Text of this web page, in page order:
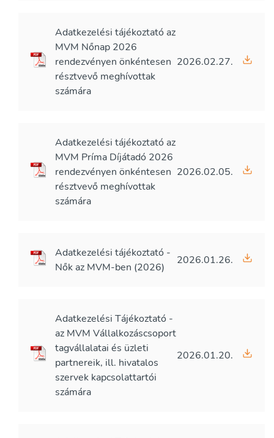
Adatkezelési tájékoztató az
MVM Nőnap 2026
rendezvényen önkéntesen
résztvevő meghívottak
számára
2026.02.27.
Adatkezelési tájékoztató az
MVM Príma Díjátadó 2026
rendezvényen önkéntesen
résztvevő meghívottak
számára
2026.02.05.
Adatkezelési tájékoztató -
Nők az MVM-ben (2026)
2026.01.26.
Adatkezelési Tájékoztató -
az MVM Vállalkozáscsoport
tagvállalatai és üzleti
partnereik, ill. hivatalos
szervek kapcsolattartói
számára
2026.01.20.